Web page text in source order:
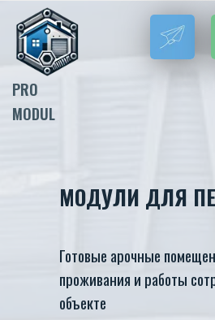
Готовые арочные
проживания и работы
объекте
МОДУЛИ ДЛЯ
PRO
MODUL